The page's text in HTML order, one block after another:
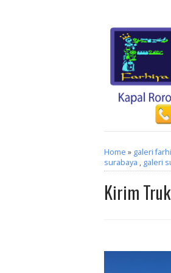
Home » galeri
surabaya , galeri
Kirim